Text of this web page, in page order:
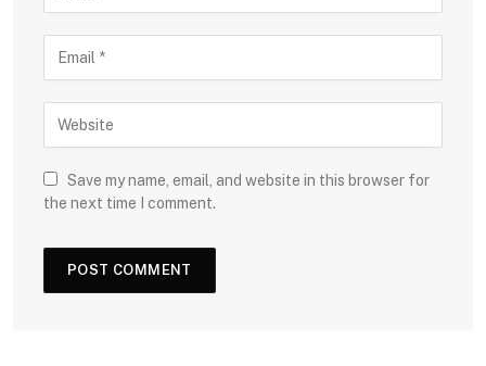
Save my name, email, and website in this browser for
the next time I comment.